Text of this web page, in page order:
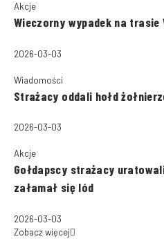
Akcje
Wieczorny wypadek na trasie
2026-03-03
Wiadomości
Strażacy oddali hołd
2026-03-03
Akcje
Gołdapscy strażacy
załamał się lód
2026-03-03
Zobacz więcej